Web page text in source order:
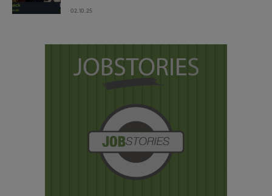
02.10.25